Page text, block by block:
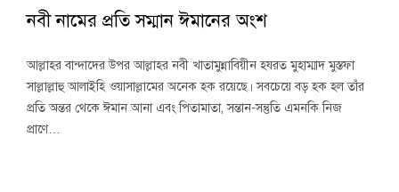
নবী নামের প্রতি সম্মান ঈমানের অংশ
আল্লাহর বান্দাদের উপর আল্লাহর নবী খাতামুন্নাবিয়ীন হযরত মুহাম্মাদ মুস্তফা
সাল্লাল্লাহু আলাইহি ওয়াসাল্লামের অনেক হক রয়েছে। সবচেয়ে বড় হক হল তাঁর
প্রতি অন্তর থেকে ঈমান আনা এবং পিতামাতা, সন্তান-সন্তুতি এমনকি নিজ
প্রাণে…